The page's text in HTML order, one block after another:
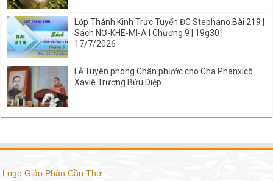
Lớp Thánh Kinh Trực Tuyến ĐC Stephano Bài 219 |
Sách NƠ-KHE-MI-A I Chương 9 | 19g30 |
17/7/2026
Lễ Tuyên phong Chân phước cho Cha Phanxicô
Xaviê Trương Bửu Diệp
Logo Giáo Phận Cần Thơ